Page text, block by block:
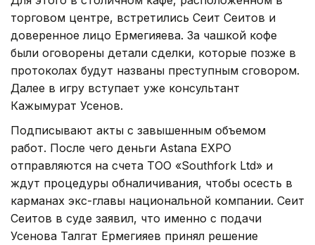
торговом центре, встретились Сеит Сеитов и
доверенное лицо Ермегияева. За чашкой кофе
были оговорены детали сделки, которые позже в
протоколах будут названы преступным сговором.
Далее в игру вступает уже консультант
Кажымурат Усенов.
Подписывают акты с завышенным объемом
работ. После чего деньги Astana EXPO
отправляются на счета ТОО «Southfork Ltd» и
ждут процедуры обналичивания, чтобы осесть в
карманах экс-главы национальной компании. Сеит
Сеитов в суде заявил, что именно с подачи
Усенова Талгат Ермегияев принял решение